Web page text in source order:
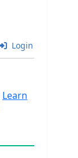
Login
Learn